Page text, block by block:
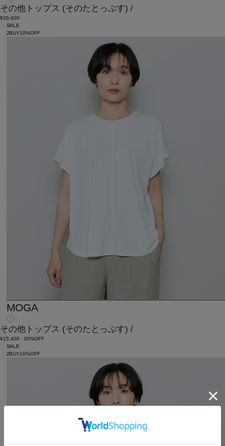
その他トップス (そのたとっぷす) /
¥26,400
SALE
2BUY10%OFF
MOGA
その他トップス (そのたとっぷす) /
¥15,400
30%OFF
SALE
2BUY10%OFF